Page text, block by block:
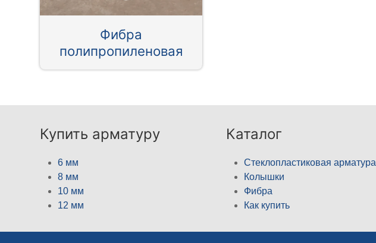
Фибра
полипропиленовая
Купить арматуру
6 мм
8 мм
10 мм
12 мм
Каталог
Стеклопластиковая арматура
Колышки
Фибра
Как купить